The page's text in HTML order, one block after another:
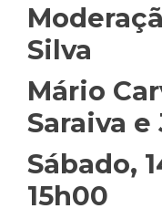
Silva
Mário
Saraiva e
Sábado,
15h00